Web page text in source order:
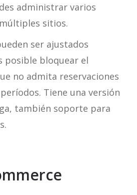
administrar varios
sitios.
ser ajustados
posible bloquear el
no admita reservaciones
Tiene una versión
también soporte para